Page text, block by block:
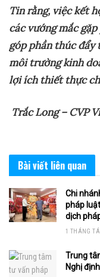
Tinrằng, việc kết
các vướng mắc
góp phần thúc
môi trường kinh
lợi ích thiết thực
Trắc Long – CVP
Bài viết liên quan
Chi
pháp
dịch
1 THÁNG
Trung
Nghị